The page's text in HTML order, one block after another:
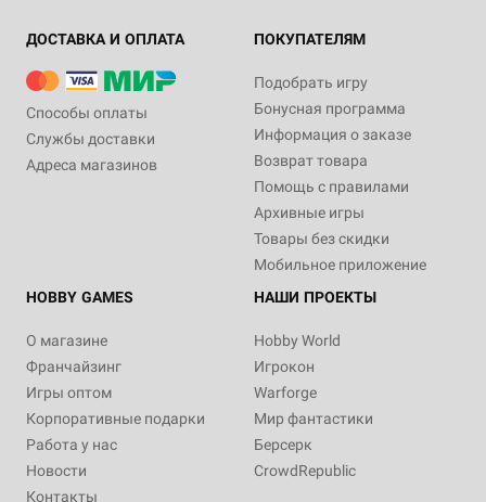
ДОСТАВКА И ОПЛАТА
Способы оплаты
Службы доставки
Адреса магазинов
ПОКУПАТЕЛЯМ
Подобрать игру
Бонусная программа
Информация о заказе
Возврат товара
Помощь с правилами
Архивные игры
Товары без скидки
Мобильное приложение
HOBBY GAMES
О магазине
Франчайзинг
Игры оптом
Корпоративные подарки
Работа у нас
Новости
Контакты
НАШИ ПРОЕКТЫ
Hobby World
Игрокон
Warforge
Мир фантастики
Берсерк
CrowdRepublic